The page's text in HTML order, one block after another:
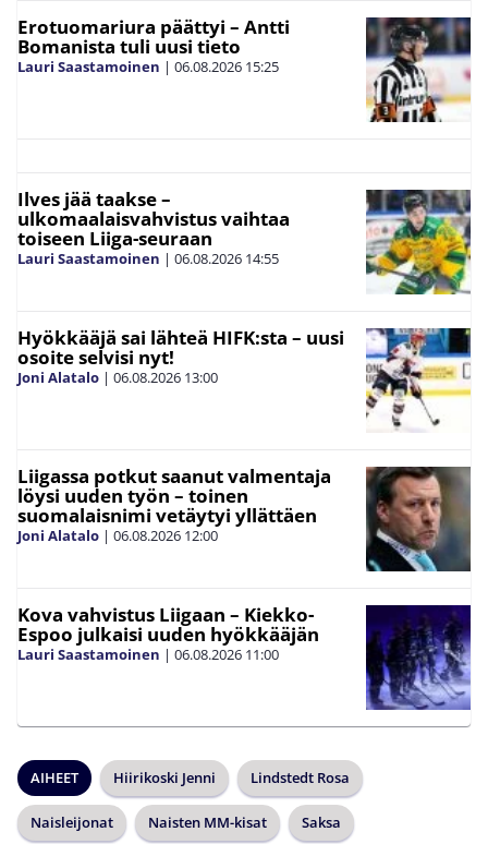
Erotuomariura päättyi – Antti
Bomanista tuli uusi tieto
Lauri Saastamoinen | 06.08.2026 15:25
Ilves jää taakse –
ulkomaalaisvahvistus vaihtaa
toiseen Liiga-seuraan
Lauri Saastamoinen | 06.08.2026 14:55
Hyökkääjä sai lähteä HIFK:sta – uusi
osoite selvisi nyt!
Joni Alatalo | 06.08.2026 13:00
Liigassa potkut saanut valmentaja
löysi uuden työn – toinen
suomalaisnimi vetäytyi yllättäen
Joni Alatalo | 06.08.2026 12:00
Kova vahvistus Liigaan – Kiekko-
Espoo julkaisi uuden hyökkääjän
Lauri Saastamoinen | 06.08.2026 11:00
AIHEET Hiirikoski Jenni Lindstedt Rosa
Naisleijonat Naisten MM-kisat Saksa